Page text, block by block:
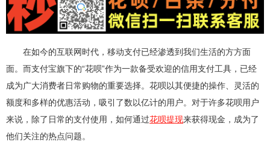
在如今的互联网时代，移动支付已经渗透到我们生活的方方面
面。而支付宝旗下的“花呗”作为一款备受欢迎的信用支付工具，已经
成为广大消费者日常购物的重要选择。花呗以其便捷的操作、灵活的
额度和多样的优惠活动，吸引了数以亿计的用户。对于许多花呗用户
来说，除了日常的支付使用，如何通过花呗提现来获得现金，成为了
他们关注的热点问题。